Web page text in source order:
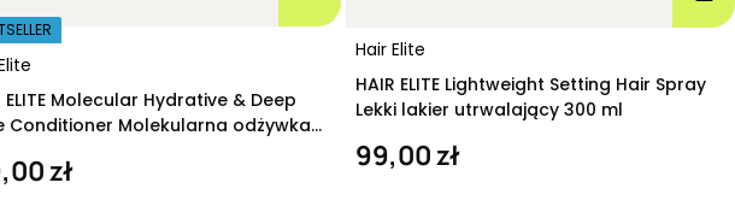
ELITE Molecular Hydrative & Deep
Conditioner Molekularna odżywka
zł
Hair Elite
HAIR ELITE Lightweight Setting Hair Spray
Lekki lakier utrwalający 300 ml
99,00 zł